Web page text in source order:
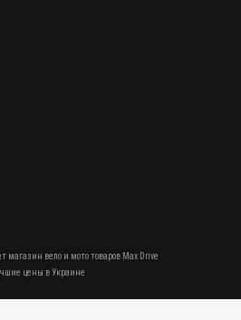
магазин вело и мото товаров Max Drive
цены в Украине